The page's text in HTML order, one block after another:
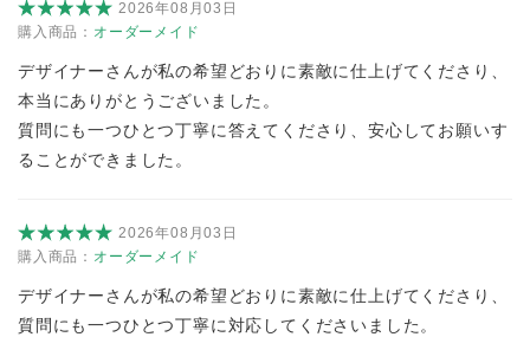
2026年08月03日
購入商品： オーダーメイド
デザイナーさんが私の希望どおりに素敵に仕上げてくださり、
本当にありがとうございました。
質問にも一つひとつ丁寧に答えてくださり、安心してお願いす
ることができました。
2026年08月03日
購入商品： オーダーメイド
デザイナーさんが私の希望どおりに素敵に仕上げてくださり、
質問にも一つひとつ丁寧に対応してくださいました。